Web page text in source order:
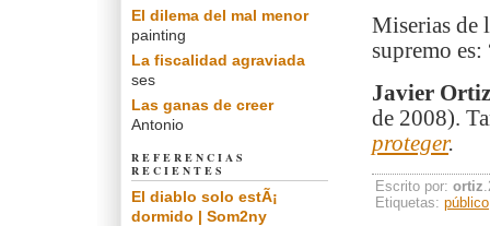
Miserias de
supremo es:
Javier Ortiz
de 2008).
proteger.
Escrito por: ortiz
Etiquetas: público
El dilema del mal menor
painting
La fiscalidad agraviada
ses
Las ganas de creer
Antonio
REFERENCIAS
RECIENTES
El diablo solo estÃ¡
dormido | Som2ny